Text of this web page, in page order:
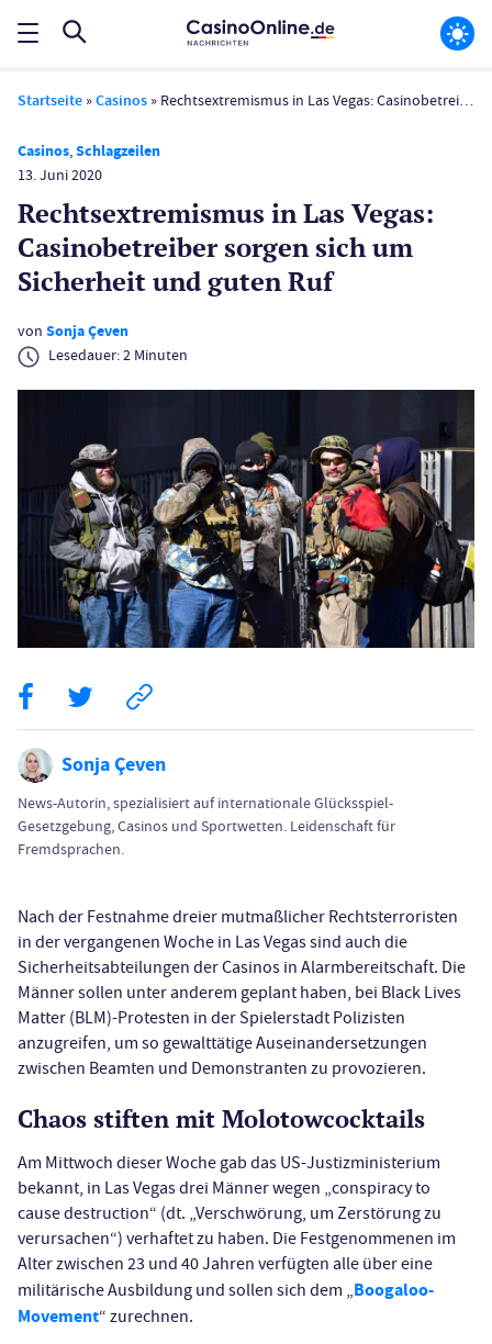
Startseite »Casinos » Rechts­extremismus in Las Vegas: Casinobetreiber sorgen sich um Sicherheit und guten Ruf
Casinos,Schlagzeilen
13. Juni 2020
Rechts­extremismus in Las Vegas:
Casinobetreiber sorgen sich um
Sicherheit und guten Ruf
von Sonja Çeven
Lesedauer:2 Minuten
Sonja Çeven
News-Autorin, spezialisiert auf internationale Glücksspiel-
Gesetzgebung, Casinos und Sportwetten. Leidenschaft für
Fremdsprachen.
Nach der Festnahme dreier mutmaßlicher Rechtsterroristen
in der vergangenen Woche in Las Vegas sind auch die
Sicherheitsabteilungen der Casinos in Alarmbereitschaft. Die
Männer sollen unter anderem geplant haben, bei Black Lives
Matter (BLM)-Protesten in der Spielerstadt Polizisten
anzugreifen, um so gewalttätige Auseinandersetzungen
zwischen Beamten und Demonstranten zu provozieren.
Chaos stiften mit Molotowcocktails
Am Mittwoch dieser Woche gab das US-Justizministerium
bekannt, in Las Vegas drei Männer wegen „conspiracy to
cause destruction“ (dt. „Verschwörung, um Zerstörung zu
verursachen“) verhaftet zu haben. Die Festgenommenen im
Alter zwischen 23 und 40 Jahren verfügten alle über eine
militärische Ausbildung und sollen sich dem „Boogaloo-
Movement“ zurechnen.